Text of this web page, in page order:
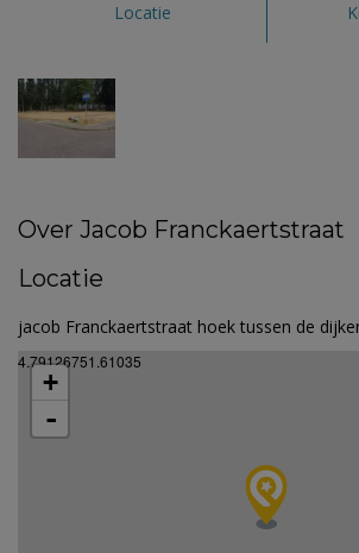
Locatie
Over Jacob Franckaertstraat
Locatie
jacob Franckaertstraat hoek tussen de
4.79126751.61035
+
-